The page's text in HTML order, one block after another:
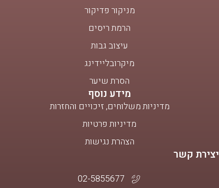
מניקור פדיקור
הרמת ריסים
עיצוב גבות
מיקרובליידינג
הסרת שיער
מידע נוסף
מדיניות משלוחים, זיכויים והחזרות
מדיניות פרטיות
הצהרת נגישות
יצירת קשר
02-5855677